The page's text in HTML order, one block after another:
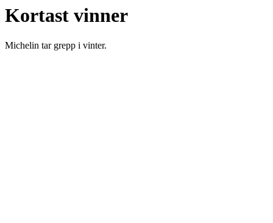
Kortast vinner
Michelin tar grepp i vinter.